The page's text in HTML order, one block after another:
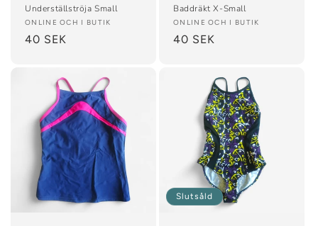
Underställströja Small
Säljare:
ONLINE OCH I BUTIK
Ordinarie
40 SEK
Baddräkt X-Small
Säljare:
ONLINE OCH I BUTIK
Ordinarie
40 SEK
Slutsåld